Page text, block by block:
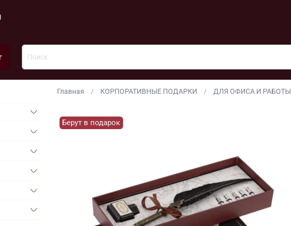
Главная КОРПОРАТИВНЫЕ ПОДАРКИ ДЛЯ ОФИСА И РАБОТЫ
Берут в подарок